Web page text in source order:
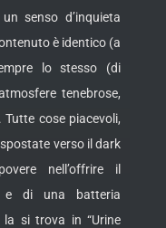
senso d’inquieta
è identico (a
lo stesso (di
tenebrose,
cose piacevoli,
verso il dark
nell’offrire il
e di una batteria
la si trova in “Urine